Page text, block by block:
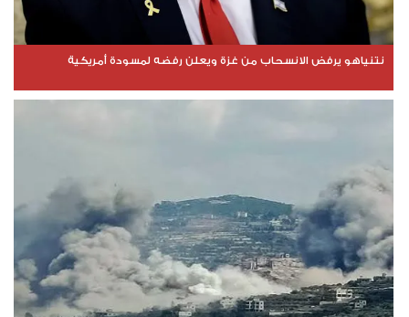
نتنياهو يرفض الانسحاب من غزة ويعلن رفضه لمسودة أمريكية